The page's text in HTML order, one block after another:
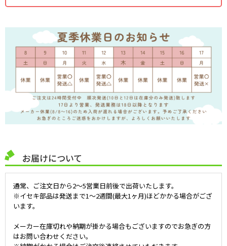
お届けについて
通常、ご注文日から2～5営業日前後で出荷いたします。
※イセキ部品は発送まで1～2週間(最大1ヶ月)ほどかかる場合がござ
います。
メーカー在庫切れや納期が掛かる場合もございますのでお急ぎの方
はお問い合わせください。